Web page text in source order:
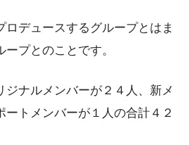
ロデュースするグループとはま
プとのことです。
ジナルメンバーが２４人、新メ
ートメンバーが１人の合計４２